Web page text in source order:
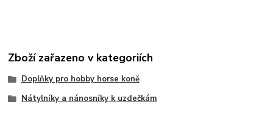
Zboží zařazeno v kategoriích
Doplňky pro hobby horse koně
Nátylníky a nánosníky k uzdečkám